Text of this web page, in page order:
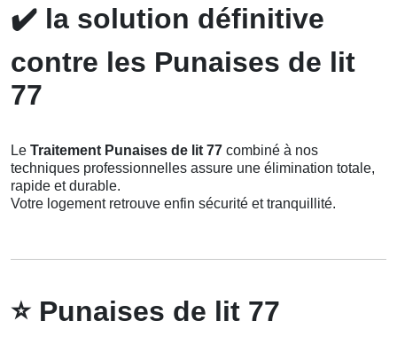
✔️ la solution définitive
contre les Punaises de lit
77
Le Traitement Punaises de lit 77 combiné à nos
techniques professionnelles assure une élimination totale,
rapide et durable.
Votre logement retrouve enfin sécurité et tranquillité.
⭐Punaises de lit 77